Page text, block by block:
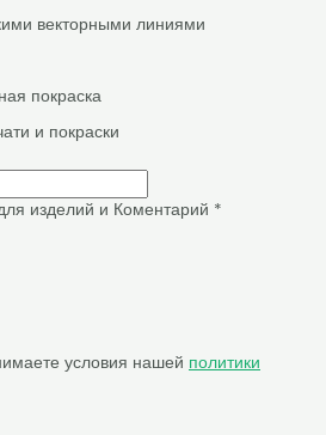
векторными линиями
покраска
и покраски
изделий и Коментарий *
условия нашей политики